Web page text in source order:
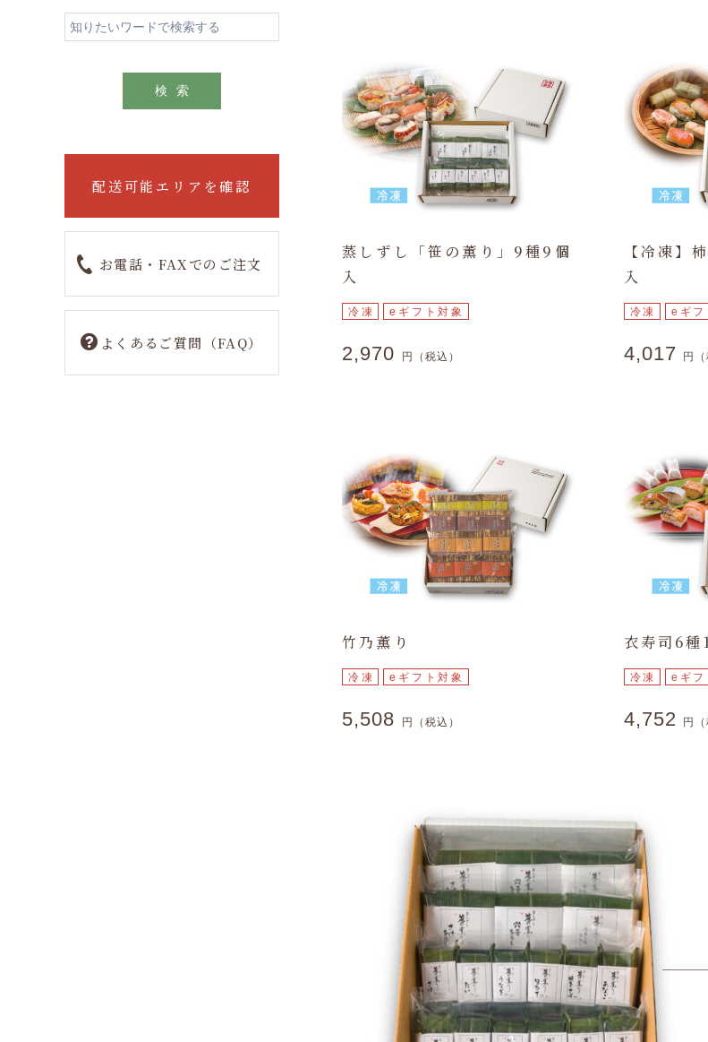
蒸しずし「笹の薫り」9種9個
入
冷凍 eギフト対象
2,970 円（税込）
【冷凍】
入
冷凍 eギフ
4,017 円（
竹乃薫り
冷凍 eギフト対象
5,508 円（税込）
衣寿司6種
冷凍 eギフ
4,752 円（
検索
配送可能エリアを確認
お電話・FAXでのご注文
よくあるご質問（FAQ）